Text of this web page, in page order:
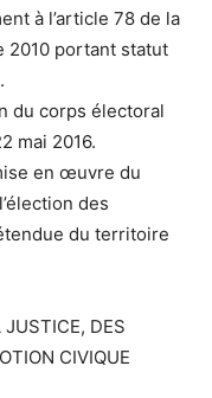
à l’article 78 de la
2010 portant statut
du corps électoral
mai 2016.
en œuvre du
des
du territoire
DES
CIVIQUE